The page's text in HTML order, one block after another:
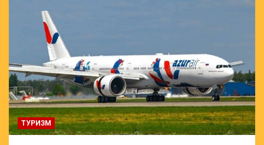
ТУРИЗМ